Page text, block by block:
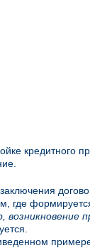
кредитного
где
возникновение